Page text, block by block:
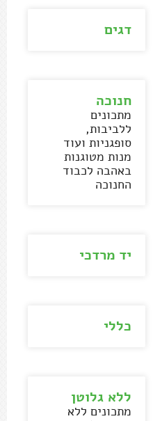
דגים
חנוכה
מתכונים
ללביבות,
סופגניות ועוד
מנות מטוגנות
באהבה לכבוד
החנוכה
יד מרדכי
כללי
ללא גלוטן
מתכונים ללא